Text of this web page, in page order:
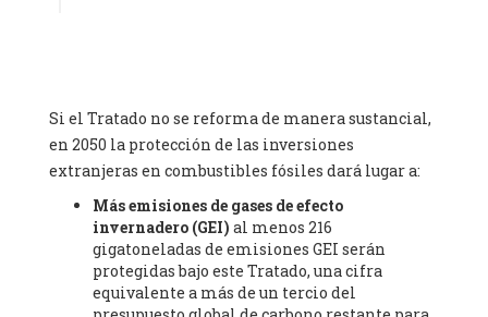
Biologist and coordinator of Ecologistas en Acción,
Ecologistas en Acción (Spain), Prof. Yayo Herrero López -
Researcher, consultant and professor, Ecologistas en Acción
Universidad Autónoma de Madrid (Spain), Prof. Anabel Lopez -
Professor, Autonomous University of Madrid (UAM) (Spain),
Dr. Joaquín Hortal -Scientist researcher , Spanish National
Research Council (CSIC) (Spain), Ms. Cristina Escarmis Homs -
Virologist (retired), Spanish National Research Council (CSIC)
Si el Tratado no se reforma de manera sustancial,
en 2050 la protección de las inversiones
extranjeras en combustibles fósiles dará lugar a:
Más emisiones de gases de efecto
invernadero (GEI) al menos 216
gigatoneladas de emisiones GEI serán
protegidas bajo este Tratado, una cifra
equivalente a más de un tercio del